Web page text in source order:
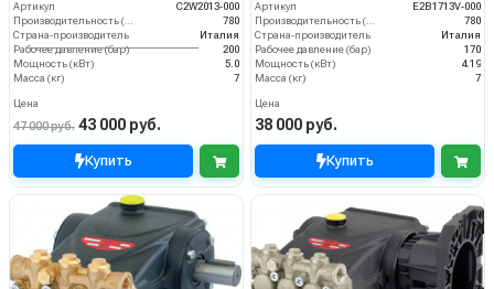
Артикул
C2W2013-000
Производительность (л/ч)
780
Страна-производитель
Италия
Рабочее давление (бар)
200
Мощность (кВт)
5.0
Масса (кг)
7
Цена
47 000 руб. 43 000 руб.
Купить
Артикул
E2B1713V-000
Производительность (л/ч)
780
Страна-производитель
Италия
Рабочее давление (бар)
170
Мощность (кВт)
4.19
Масса (кг)
7
Цена
38 000 руб.
Купить